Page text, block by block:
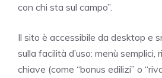
con chi sta sul campo”.
Il sito è accessibile da desktop e
sulla facilità d’uso: menù semplici,
chiave (come “bonus edilizi” o